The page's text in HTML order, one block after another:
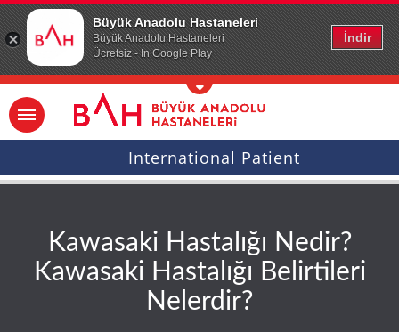
Büyük Anadolu Hastaneleri
Büyük Anadolu Hastaneleri
Ücretsiz - In Google Play
İndir
Ana icerige atla
International Patient
Kawasaki Hastalığı Nedir?
Kawasaki Hastalığı Belirtileri
Nelerdir?